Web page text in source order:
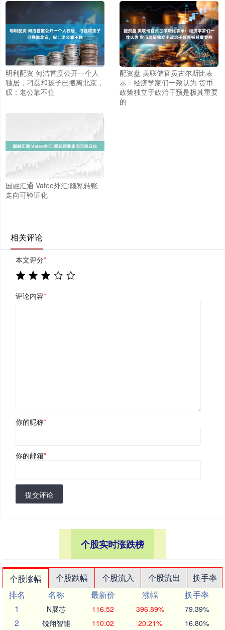
明利配资 何洁首度公开一个人
独居，刁磊和孩子已搬离北京，
叹：老公靠不住
配资盘 美联储官员古尔斯比表
示：经济学家们一致认为 货币
政策独立于政治干预是极其重要
的
国融汇通 Vatee外汇:隐私转账
走向可验证化
相关评论
本文评分*
评论内容*
你的昵称*
你的邮箱*
提交评论
个股实时涨跌榜
个股涨幅 个股跌幅 个股流入 个股流出
换手率
排名
名称 最新价 涨幅
换手率
1
N展芯 116.52 396.89% 79.39%
2 锐翔智能 110.02 20.21% 16.80%